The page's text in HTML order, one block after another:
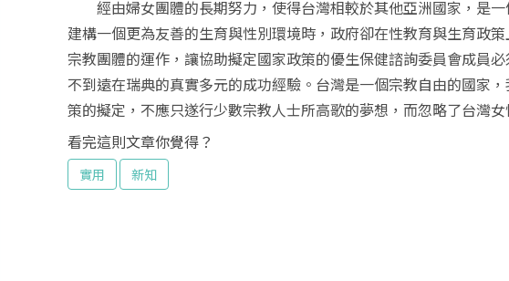
經由婦女團體的長期努力，使得台灣相較於其他亞洲國家，是一
建構一個更為友善的生育與性別環境時，政府卻在性教育與生育政
宗教團體的運作，讓協助擬定國家政策的優生保健諮詢委員會成員
不到遠在瑞典的真實多元的成功經驗。台灣是一個宗教自由的國家
策的擬定，不應只遂行少數宗教人士所高歌的夢想，而忽略了台灣
看完這則文章你覺得？
實用 新知